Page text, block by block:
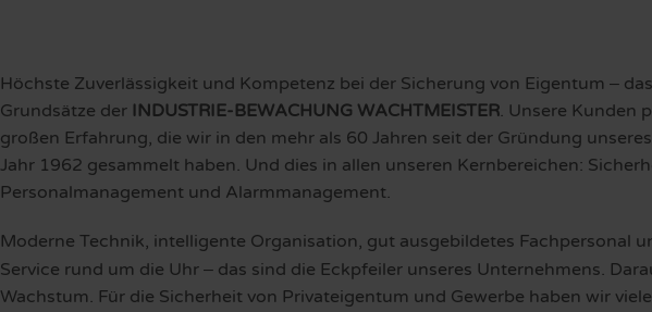
Höchste Zuverlässigkeit und Kompetenz bei der Sicherung von Eigentum –
Grundsätze der INDUSTRIE-BEWACHUNG WACHTMEISTER. Unsere Kunden
großen Erfahrung, die wir in den mehr als 60 Jahren seit der Gründung
Jahr 1962 gesammelt haben. Und dies in allen unseren Kernbereichen:
Personalmanagement und Alarmmanagement.
Moderne Technik, intelligente Organisation, gut ausgebildetes Fachpersonal
Service rund um die Uhr – das sind die Eckpfeiler unseres Unternehmens.
Wachstum. Für die Sicherheit von Privateigentum und Gewerbe haben wir